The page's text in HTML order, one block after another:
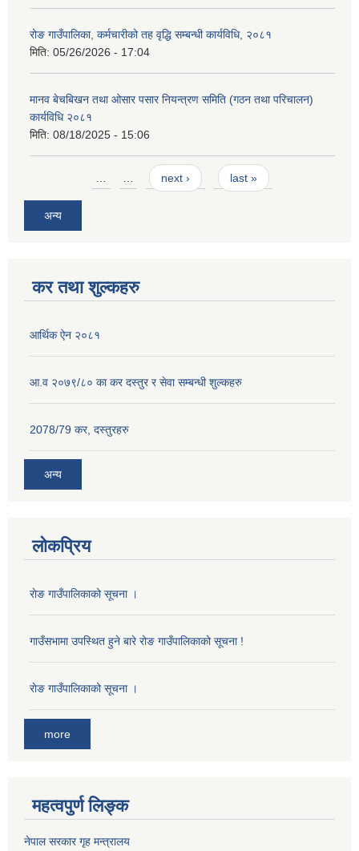
रोङ गाउँपालिका, कर्मचारीको तह वृद्धि सम्बन्धी कार्यविधि, २०८१
मिति: 05/26/2026 - 17:04
मानव बेचबिखन तथा ओसार पसार नियन्त्रण समिति (गठन तथा परिचालन)
कार्यविधि २०८१
मिति: 08/18/2025 - 15:06
… … next › last »
अन्य
कर तथा शुल्कहरु
आर्थिक ऐन २०८१
आ.व २०७९/८० का कर दस्तुर र सेवा सम्बन्धी शुल्कहरु
2078/79 कर, दस्तुरहरु
अन्य
लोकप्रिय
राेङ गाउँपालिकाको सूचना ।
गाउँसभामा उपस्थित हुने बारे रोङ गाउँपालिकाको सूचना !
राेङ गाउँपालिकाको सूचना ।
more
महत्वपुर्ण लिङ्क
नेपाल सरकार गृह मन्त्रालय